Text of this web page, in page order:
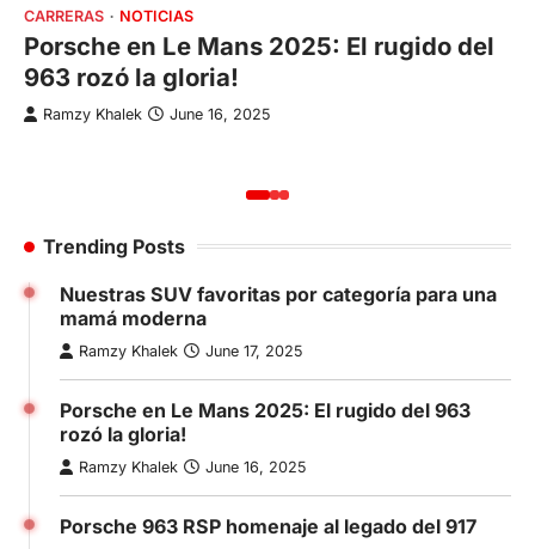
Trending Posts
Nuestras SUV favoritas por categoría para una
mamá moderna
Ramzy Khalek June 17, 2025
Porsche en Le Mans 2025: El rugido del 963
rozó la gloria!
Ramzy Khalek June 16, 2025
Porsche 963 RSP homenaje al legado del 917
CARRERAS NOTICIAS
Porsche en Le Mans 2025: El rugido del
963 rozó la gloria!
Ramzy Khalek June 16, 2025